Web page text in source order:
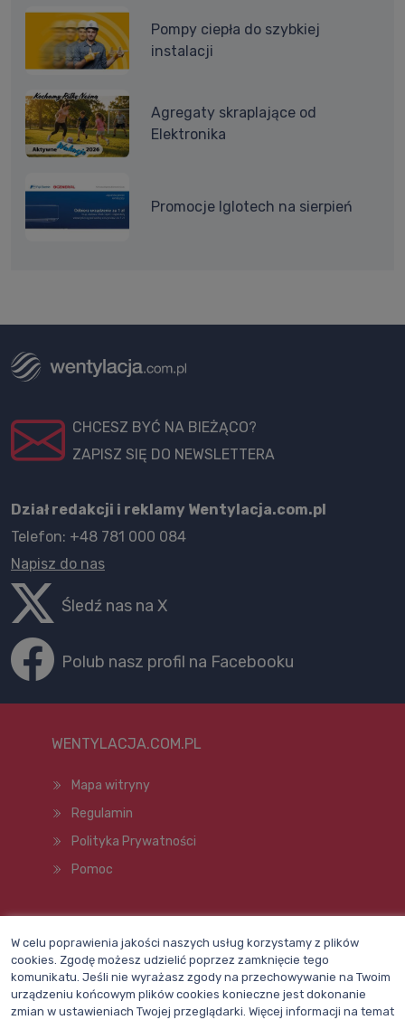
Pompy ciepła do szybkiej
instalacji
Agregaty skraplające od
Elektronika
Promocje Iglotech na sierpień
CHCESZ BYĆ NA BIEŻĄCO?
ZAPISZ SIĘ DO NEWSLETTERA
Dział redakcji i reklamy Wentylacja.com.pl
Telefon: +48 781 000 084
Napisz do nas
Śledź nas na X
Polub nasz profil na Facebooku
WENTYLACJA.COM.PL
Mapa witryny
Regulamin
Polityka Prywatności
Pomoc
W celu poprawienia jakości naszych usług korzystamy z plików
cookies. Zgodę możesz udzielić poprzez zamknięcie tego
komunikatu. Jeśli nie wyrażasz zgody na przechowywanie na Twoim
urządzeniu końcowym plików cookies konieczne jest dokonanie
zmian w ustawieniach Twojej przeglądarki. Więcej informacji na temat